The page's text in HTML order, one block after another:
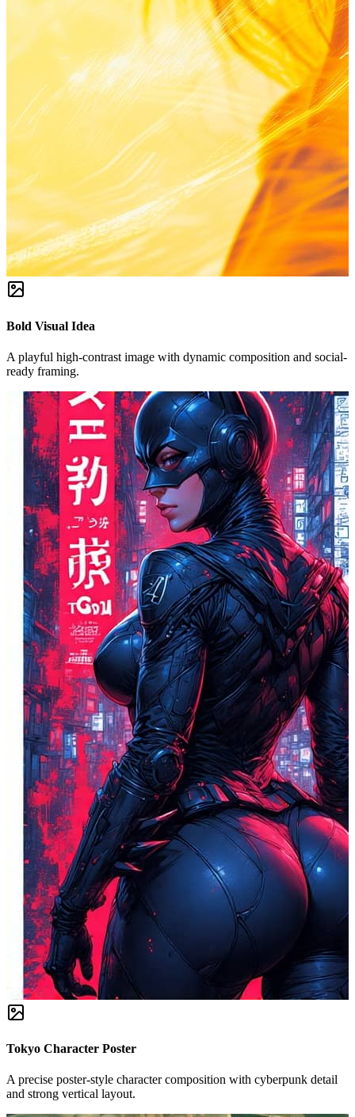
Bold Visual Idea
A playful high-contrast image with dynamic composition and social-
ready framing.
Tokyo Character Poster
A precise poster-style character composition with cyberpunk detail
and strong vertical layout.